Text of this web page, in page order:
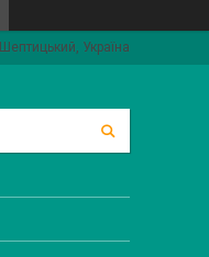
Шептицький, Україна